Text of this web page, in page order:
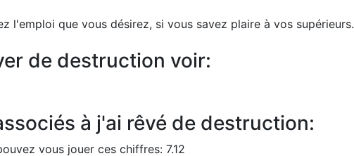
l'emploi que vous désirez, si vous savez plaire à vos supérieurs.
de destruction voir:
à j'ai rêvé de destruction:
vous jouer ces chiffres: 7.12